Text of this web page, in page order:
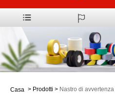
Casa > Prodotti > Nastro di avvertenza